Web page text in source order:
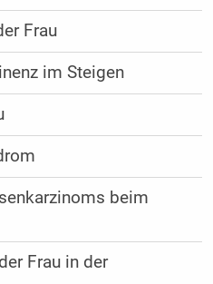
Frau
im Steigen
beim
Frau in der